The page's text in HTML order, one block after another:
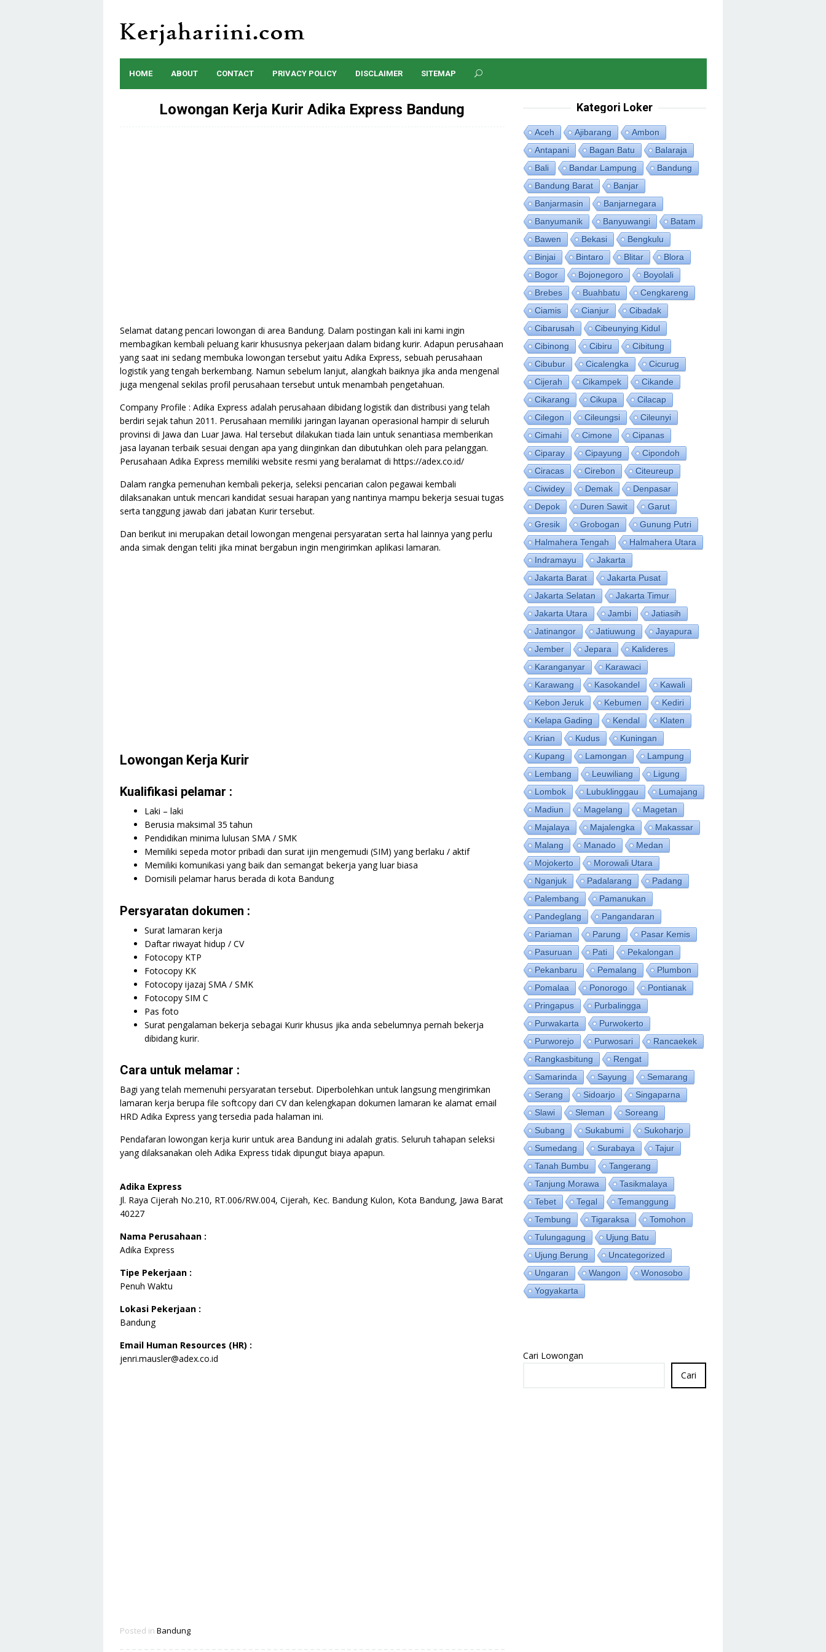
content
HOME ABOUT CONTACT PRIVACY POLICY DISCLAIMER SITEMAP
Lowongan Kerja Kurir Adika Express Bandung
Selamat datang pencari lowongan di area Bandung. Dalam postingan kali ini kami ingin
membagikan kembali peluang karir khususnya pekerjaan dalam bidang kurir. Adapun perusahaan
yang saat ini sedang membuka lowongan tersebut yaitu Adika Express, sebuah perusahaan
logistik yang tengah berkembang. Namun sebelum lanjut, alangkah baiknya jika anda mengenal
juga mengenal sekilas profil perusahaan tersebut untuk menambah pengetahuan.
Company Profile : Adika Express adalah perusahaan dibidang logistik dan distribusi yang telah
berdiri sejak tahun 2011. Perusahaan memiliki jaringan layanan operasional hampir di seluruh
provinsi di Jawa dan Luar Jawa. Hal tersebut dilakukan tiada lain untuk senantiasa memberikan
jasa layanan terbaik sesuai dengan apa yang diinginkan dan dibutuhkan oleh para pelanggan.
Perusahaan Adika Express memiliki website resmi yang beralamat di https://adex.co.id/
Dalam rangka pemenuhan kembali pekerja, seleksi pencarian calon pegawai kembali
dilaksanakan untuk mencari kandidat sesuai harapan yang nantinya mampu bekerja sesuai tugas
serta tanggung jawab dari jabatan Kurir tersebut.
Dan berikut ini merupakan detail lowongan mengenai persyaratan serta hal lainnya yang perlu
anda simak dengan teliti jika minat bergabun ingin mengirimkan aplikasi lamaran.
Lowongan Kerja Kurir
Kualifikasi pelamar :
Laki – laki
Berusia maksimal 35 tahun
Pendidikan minima lulusan SMA / SMK
Memiliki sepeda motor pribadi dan surat ijin mengemudi (SIM) yang berlaku / aktif
Memiliki komunikasi yang baik dan semangat bekerja yang luar biasa
Domisili pelamar harus berada di kota Bandung
Persyaratan dokumen :
Surat lamaran kerja
Daftar riwayat hidup / CV
Fotocopy KTP
Fotocopy KK
Fotocopy ijazaj SMA / SMK
Fotocopy SIM C
Pas foto
Surat pengalaman bekerja sebagai Kurir khusus jika anda sebelumnya pernah bekerja
dibidang kurir.
Cara untuk melamar :
Bagi yang telah memenuhi persyaratan tersebut. Diperbolehkan untuk langsung mengirimkan
lamaran kerja berupa file softcopy dari CV dan kelengkapan dokumen lamaran ke alamat email
HRD Adika Express yang tersedia pada halaman ini.
Pendafaran lowongan kerja kurir untuk area Bandung ini adalah gratis. Seluruh tahapan seleksi
yang dilaksanakan oleh Adika Express tidak dipungut biaya apapun.
Adika Express
Jl. Raya Cijerah No.210, RT.006/RW.004, Cijerah, Kec. Bandung Kulon, Kota Bandung, Jawa Barat
40227
Nama Perusahaan :
Adika Express
Tipe Pekerjaan :
Penuh Waktu
Lokasi Pekerjaan :
Bandung
Email Human Resources (HR) :
jenri.mausler@adex.co.id
Posted in Bandung
Kategori Loker
Aceh Ajibarang
Ambon
Antapani
Bagan Batu
Balaraja
Bali
Bandar Lampung
Bandung
Bandung Barat
Banjar
Banjarmasin
Banjarnegara
Banyumanik
Banyuwangi
Batam
Bawen
Bekasi
Bengkulu
Binjai
Bintaro Blitar
Blora
Bogor
Bojonegoro
Boyolali
Brebes
Buahbatu
Cengkareng
Ciamis
Cianjur
Cibadak
Cibarusah
Cibeunying Kidul
Cibinong
Cibiru
Cibitung
Cibubur
Cicalengka
Cicurug
Cijerah
Cikampek
Cikande
Cikarang
Cikupa
Cilacap
Cilegon
Cileungsi
Cileunyi
Cimahi
Cimone
Cipanas
Ciparay
Cipayung
Cipondoh
Ciracas
Cirebon
Citeureup
Ciwidey
Demak
Denpasar
Depok
Duren Sawit
Garut
Gresik
Grobogan
Gunung Putri
Halmahera Tengah
Halmahera Utara
Indramayu
Jakarta
Jakarta Barat
Jakarta Pusat
Jakarta Selatan
Jakarta Timur
Jakarta Utara
Jambi
Jatiasih
Jatinangor
Jatiuwung
Jayapura
Jember
Jepara
Kalideres
Karanganyar
Karawaci
Karawang
Kasokandel
Kawali
Kebon Jeruk
Kebumen
Kediri
Kelapa Gading
Kendal
Klaten
Krian
Kudus
Kuningan
Kupang
Lamongan
Lampung
Lembang
Leuwiliang
Ligung
Lombok
Lubuklinggau
Lumajang
Madiun
Magelang
Magetan
Majalaya
Majalengka
Makassar
Malang
Manado
Medan
Mojokerto
Morowali Utara
Nganjuk
Padalarang
Padang
Palembang
Pamanukan
Pandeglang
Pangandaran
Pariaman
Parung
Pasar Kemis
Pasuruan
Pati
Pekalongan
Pekanbaru
Pemalang
Plumbon
Pomalaa
Ponorogo
Pontianak
Pringapus
Purbalingga
Purwakarta
Purwokerto
Purworejo
Purwosari
Rancaekek
Rangkasbitung
Rengat
Samarinda
Sayung
Semarang
Serang
Sidoarjo
Singaparna
Slawi
Sleman
Soreang
Subang
Sukabumi
Sukoharjo
Sumedang
Surabaya
Tajur
Tanah Bumbu
Tangerang
Tanjung Morawa
Tasikmalaya
Tebet
Tegal
Temanggung
Tembung
Tigaraksa
Tomohon
Tulungagung
Ujung Batu
Ujung Berung
Uncategorized
Ungaran
Wangon
Wonosobo
Yogyakarta
Cari Lowongan
Cari